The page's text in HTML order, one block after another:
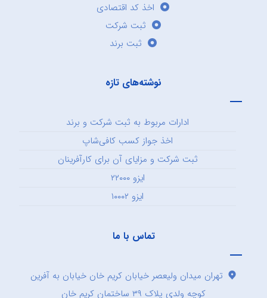
اخذ کد اقتصادی
ثبت شرکت
ثبت برند
نوشته‌های تازه
ادارات مربوط به ثبت شرکت و برند
اخذ جواز کسب کافی‌شاپ
ثبت شرکت و مزایای آن برای کارآفرینان
ایزو ۲۲۰۰۰
ایزو ۱۰۰۰۲
تماس با ما
تهران میدان ولیعصر خیابان کریم خان خیابان به آفرین
کوچه ولدی پلاک ۳۹ ساختمان کریم خان